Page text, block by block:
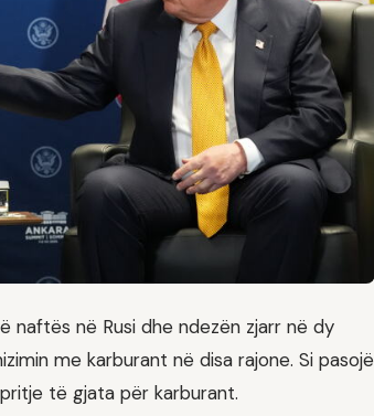
në Rusi dhe ndezën zjarr në dy
me karburant në disa rajone. Si pasojë
të gjata për karburant.